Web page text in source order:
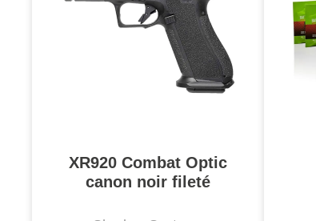
XR920 Combat Optic
canon noir fileté